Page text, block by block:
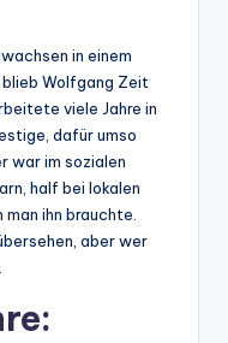
in einem
Wolfgang Zeit
viele Jahre in
dafür umso
war im sozialen
half bei lokalen
ihn brauchte.
aber wer